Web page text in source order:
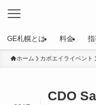
GE札幌とは 料金
ホーム カポエイライベント
CDO